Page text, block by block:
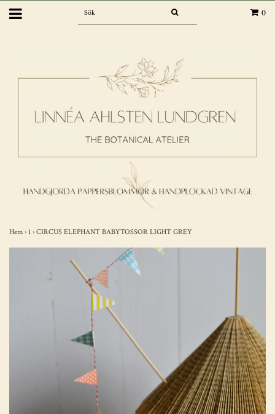
0
Hem › 1 › CIRCUS ELEPHANT BABYTOSSOR LIGHT GREY